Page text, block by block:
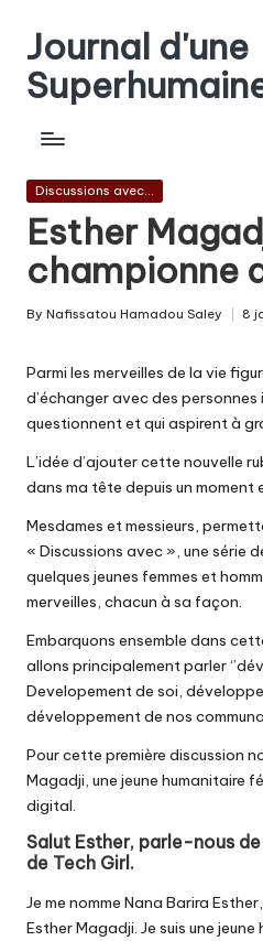
content
Journal d'une
Posted
Discussions avec...
Esther
championne
Posted
By Nafissatou Hamadou Saley 8
Parmi les merveilles de la vie
d’échanger avec des
questionnent et qui aspirent à
L’idée d’ajouter cette nouvelle
dans ma tête depuis un moment
Mesdames et messieurs,
« Discussions avec », une série
quelques jeunes femmes et
merveilles, chacun à sa façon.
Embarquons ensemble dans
allons principalement parler
Developement de soi,
développement de nos
Pour cette première discussion
Magadji, une jeune humanitaire
digital.
Salut Esther, parle-nous
de Tech Girl.
Je me nomme Nana Barira
Esther Magadji. Je suis une